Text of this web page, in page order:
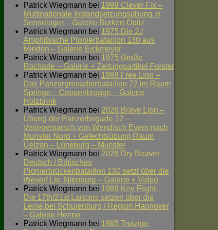
Patrick Wiegmann bei 1999 Clever Fix –
Multinationale Instandsetzungsübung in
Sennelager – Galerie Burkert-Opitz
Patrick Wiegmann bei 1975 Die 2./
Amphibische Pionierbataillon 130 aus
Minden – Galerie Eickmeyer
Patrick Wiegmann bei 1975 Große
Rochade – Galerie + Zeitungsartikel Forster
Patrick Wiegmann bei 1988 Free Lion –
Das Panzergrenadierbataillon 72 im Raum
Springe – Coppenbrügge – Galerie
Holzbrink
Patrick Wiegmann bei 2026 Brave Lion –
Übung der Panzerbrigade 12 –
Verlegemarsch von Wendisch Evern nach
Munster Nord + Gefechtsübung Raum
Uelzen – Lüneburg – Munster
Patrick Wiegmann bei 2026 Dry Beaver –
Deutsch / Britisches
Pionierbrückenbataillon 130 setzt über die
Weser/ Lkr. Nienburg – Galerie + Video
Patrick Wiegmann bei 1989 Key Flight –
Die 17th/21st Lancers setzen über die
Leine bei Schulenburg / Region Hannover
– Galerie Henne
Patrick Wiegmann bei 1985 Trutzige